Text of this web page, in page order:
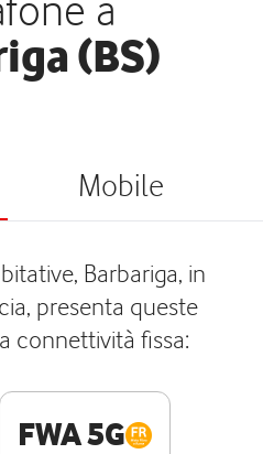
(BS)
Mobile
Barbariga, in
presenta queste
connettività fissa:
FWA 5G